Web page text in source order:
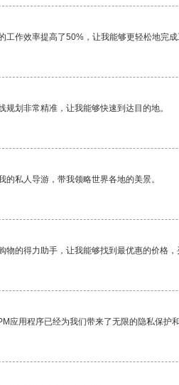
工作效率提高了50%，让我能够更轻松地完
规划非常精准，让我能够快速到达目的地。
的私人导游，带我领略世界各地的美景。
物的得力助手，让我能够找到最优惠的价格，
应用程序已经为我们带来了无限的隐私保护和